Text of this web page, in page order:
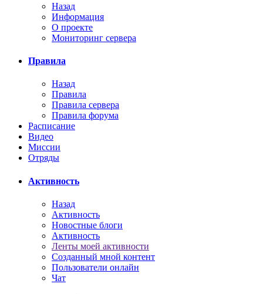
Назад
Информация
О проекте
Мониторинг сервера
Правила
Назад
Правила
Правила сервера
Правила форума
Расписание
Видео
Миссии
Отряды
Активность
Назад
Активность
Новостные блоги
Активность
Ленты моей активности
Созданный мной контент
Пользователи онлайн
Чат